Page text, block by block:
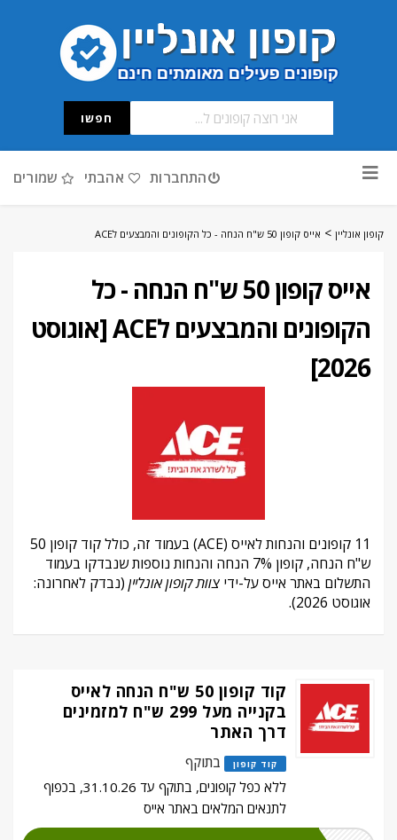
חפשו
לתוכן
שמורים אהבתי התחברות
קופון אונליין > אייס קופון 50 ש"ח הנחה - כל הקופונים והמבצעים לACE
אייס קופון 50 ש"ח הנחה - כל
הקופונים והמבצעים לACE [אוגוסט
2026]
11 קופונים והנחות לאייס (ACE) בעמוד זה, כולל קוד קופון 50
ש"ח הנחה, קופון 7% הנחה והנחות נוספות שנבדקו בעמוד
התשלום באתר אייס על-ידי צוות קופון אונליין (נבדק לאחרונה:
אוגוסט 2026).
קוד קופון 50 ש"ח הנחה לאייס
בקנייה מעל 299 ש"ח למזמינים
דרך האתר
קוד קופון
בתוקף
ללא כפל קופונים, בתוקף עד 31.10.26, בכפוף
לתנאים המלאים באתר אייס